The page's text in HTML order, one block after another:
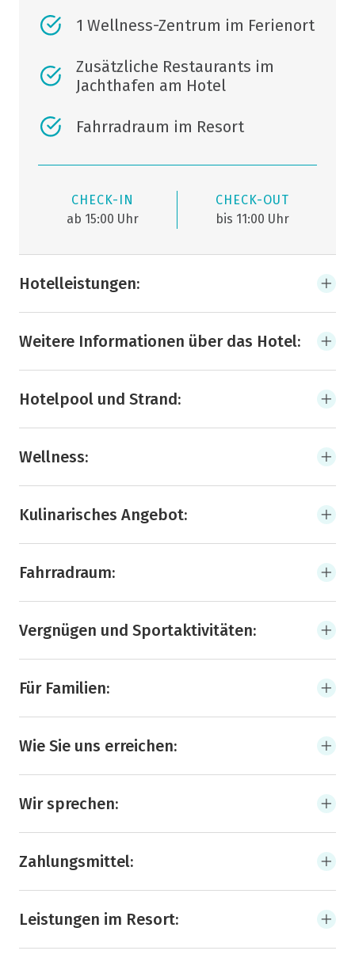
1 Wellness-Zentrum im Ferienort
Zusätzliche Restaurants im
Jachthafen am Hotel
Fahrradraum im Resort
CHECK-IN
ab 15:00 Uhr
CHECK-OUT
bis 11:00 Uhr
Hotelleistungen:
Weitere Informationen über das Hotel:
Hotelpool und Strand:
Wellness:
Kulinarisches Angebot:
Fahrradraum:
Vergnügen und Sportaktivitäten:
Für Familien:
Wie Sie uns erreichen:
Wir sprechen:
Zahlungsmittel:
Leistungen im Resort: